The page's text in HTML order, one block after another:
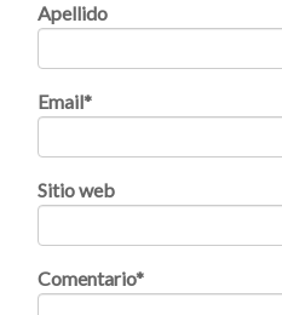
Apellido
Email*
Sitio web
Comentario*